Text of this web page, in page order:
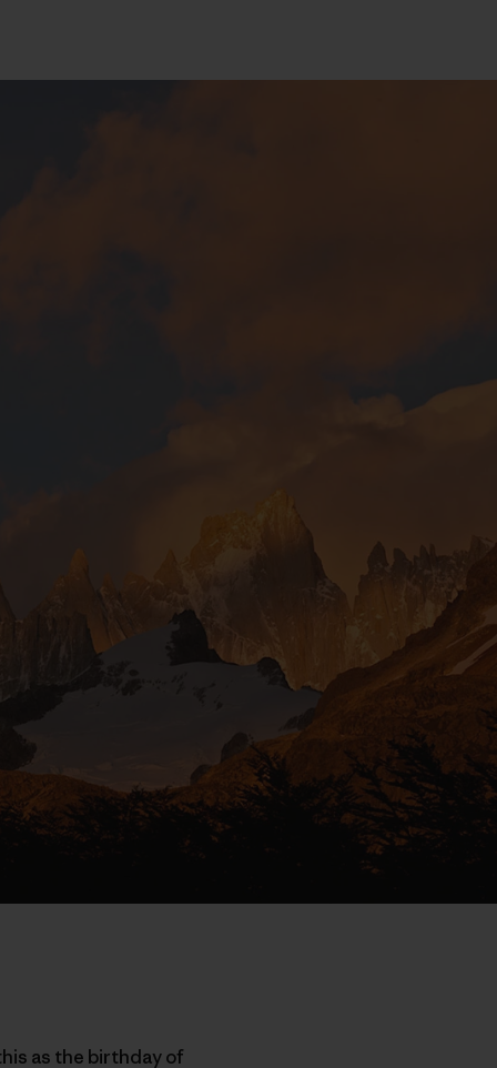
as the birthday of